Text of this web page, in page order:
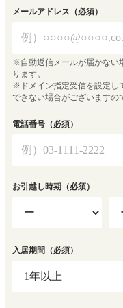
メールアドレス （必須）
※自動返信メールが届かない
ります。
※ドメイン指定受信を設定し
できない場合がございますの
電話番号 （必須）
お引越し時期 （必須）
入居期間 （必須）